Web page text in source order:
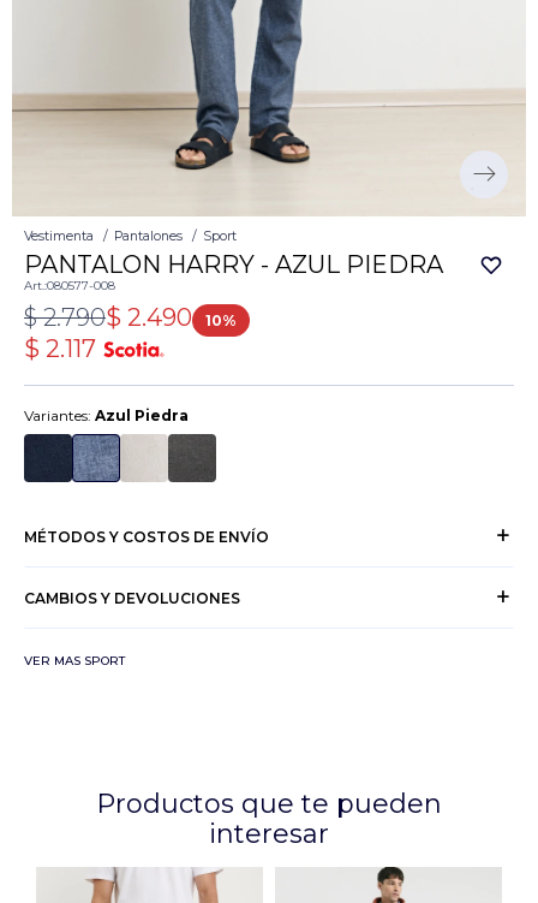
Vestimenta Pantalones Sport
PANTALON HARRY - AZUL PIEDRA
080577-008
$ 2.490
$ 2.790 10
$ 2.117
Variantes: Azul Piedra
MÉTODOS Y COSTOS DE ENVÍO
CAMBIOS Y DEVOLUCIONES
VER MAS SPORT
Productos que te pueden
interesar